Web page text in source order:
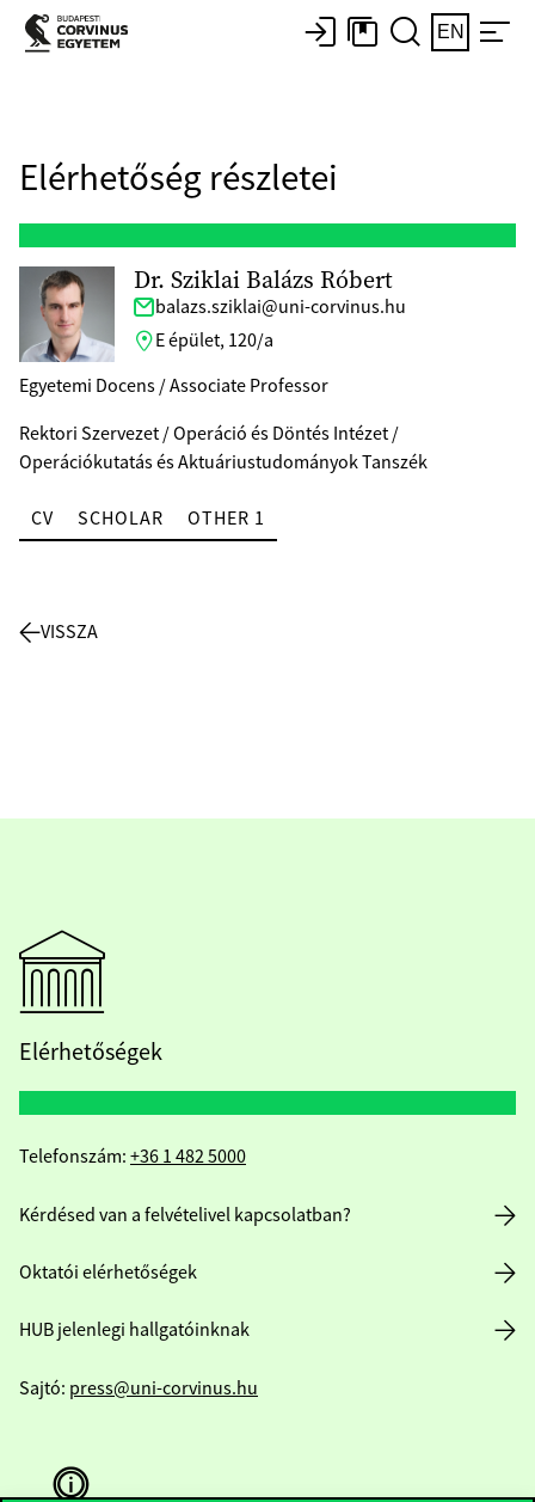
EN
Elérhetőség részletei
Dr. Sziklai Balázs Róbert
balazs.sziklai@uni-corvinus.hu
E épület, 120/a
Egyetemi Docens / Associate Professor
Rektori Szervezet / Operáció és Döntés Intézet /
Operációkutatás és Aktuáriustudományok Tanszék
CV SCHOLAR OTHER 1
VISSZA
Elérhetőségek
Telefonszám: +36 1 482 5000
Kérdésed van a felvételivel kapcsolatban?
Oktatói elérhetőségek
HUB jelenlegi hallgatóinknak
Sajtó: press@uni-corvinus.hu